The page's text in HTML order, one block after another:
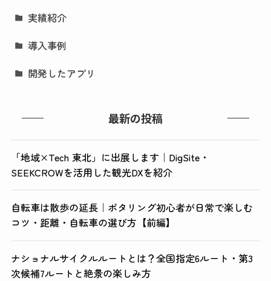
実績紹介
導入事例
開発したアプリ
最新の投稿
「地域×Tech 東北」に出展します｜DigSite・
SEEKCROWを活用した観光DXを紹介
自転車は散歩の延長｜ポタリング初心者が日常で楽しむ
コツ・距離・自転車の選び方【前編】
ナショナルサイクルルートとは？全国指定6ルート・第3
次候補7ルートと絶景の楽しみ方